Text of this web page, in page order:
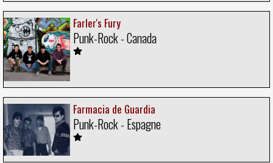
Farler's Fury
Punk-Rock - Canada
Farmacia de Guardia
Punk-Rock - Espagne